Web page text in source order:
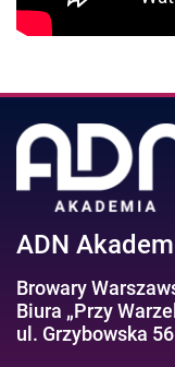
ADN
Browary
Biura „Przy
ul. Grzybowska